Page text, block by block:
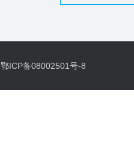
鄂ICP备08002501号-8